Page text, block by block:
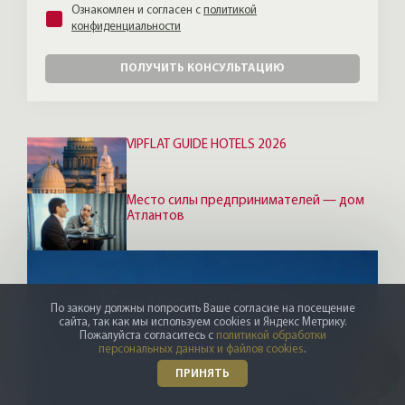
VIPFLAT GUIDE HOTELS 2026
Место силы предпринимателей — дом
Атлантов
Ознакомлен и согласен с политикой
конфиденциальности
ПОЛУЧИТЬ КОНСУЛЬТАЦИЮ
По закону должны попросить Ваше согласие на посещение
сайта, так как мы используем cookies и Яндекс Метрику.
Пожалуйста согласитесь с политикой обработки
персональных данных и файлов cookies.
ПРИНЯТЬ